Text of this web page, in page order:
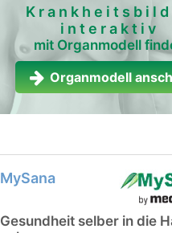
interaktiv
mit Organmodell
Organmodell
MySana
Gesundheit selber in die